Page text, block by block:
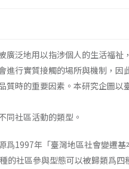
廣泛地用以指涉個人的生活福
進行實質接觸的場所與機制，
質時的重要因素。本研究企圖
同社區活動的類型。
爲1997年「臺灣地區社會變遷
的社區參與型態可以被歸類爲